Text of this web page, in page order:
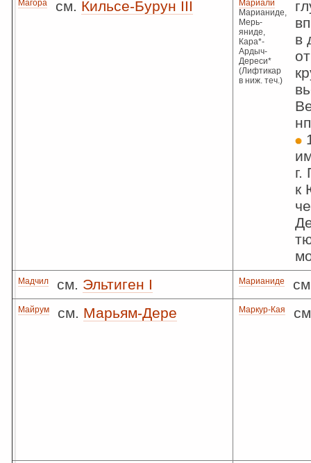
Магора см. Кильсе-Бурун III
Мариали
Марианиде,
Мерь-
яниде,
Кара*-
Ардыч-
Дереси*
(Лифтикар
в ниж. теч.)
в
г.
к
Мадчил см. Эльтиген I Марианиде
Майрум см. Марьям-Дере Маркур-Кая